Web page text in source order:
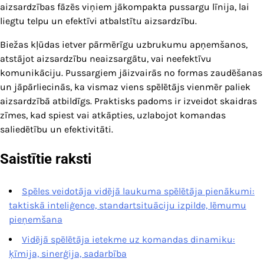
aizsardzības fāzēs viņiem jākompakta pussargu līnija, lai
liegtu telpu un efektīvi atbalstītu aizsardzību.
Biežas kļūdas ietver pārmērīgu uzbrukumu apņemšanos,
atstājot aizsardzību neaizsargātu, vai neefektīvu
komunikāciju. Pussargiem jāizvairās no formas zaudēšanas
un jāpārliecinās, ka vismaz viens spēlētājs vienmēr paliek
aizsardzībā atbildīgs. Praktisks padoms ir izveidot skaidras
zīmes, kad spiest vai atkāpties, uzlabojot komandas
saliedētību un efektivitāti.
Saistītie raksti
Spēles veidotāja vidējā laukuma spēlētāja pienākumi:
taktiskā inteliģence, standartsituāciju izpilde, lēmumu
pieņemšana
Vidējā spēlētāja ietekme uz komandas dinamiku:
ķīmija, sinerģija, sadarbība